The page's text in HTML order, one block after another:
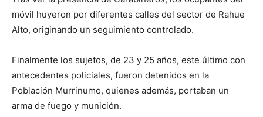
móvil huyeron por diferentes calles del sector de Rahue
Alto, originando un seguimiento controlado.
Finalmente los sujetos, de 23 y 25 años, este último con
antecedentes policiales, fueron detenidos en la
Población Murrinumo, quienes además, portaban un
arma de fuego y munición.